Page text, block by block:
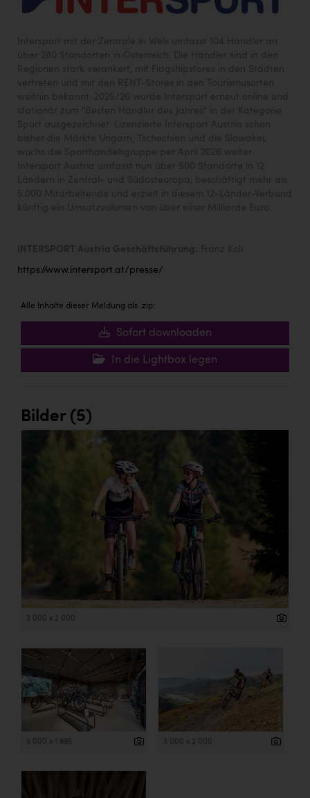
https://www.intersport.at/presse/
Alle Inhalte dieser Meldung als .zip:
Sofort downloaden
In die Lightbox legen
Bilder (5)
3 000 x 2 000
3 000 x 1 995 3 000 x 2 000